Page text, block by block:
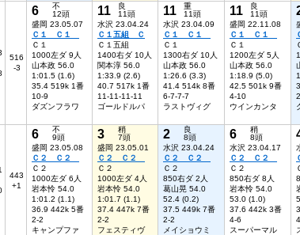
516
-3
6
不
12頭
盛岡 23.05.07
Ｃ１ Ｃ１
Ｃ１
1000左ダ 9人
山本政 56.0
1:01.5 (1.6)
35.4 519k 1番
10-9
ダズンフラワ
11
良
11頭
水沢 23.04.24
Ｃ１五組 Ｃ
Ｃ１五組
1400右ダ 10人
関本淳 56.0
1:33.9 (2.6)
40.7 517k 1番
11-11-11-11
ゴールドルパ
11
重
11頭
水沢 23.04.09
Ｃ１ Ｃ１
Ｃ１
1300右ダ 10人
山本政 56.0
1:26.6 (3.3)
41.4 514k 8番
6-7-7-7
ラストヴィグ
11
良
11頭
盛岡 22.11.08
Ｃ１ Ｃ１
Ｃ１
1200左ダ 5人
山本政 56.0
1:18.9 (5.0)
42.5 501k 9番
4-10
ウインカンタ
443
+1
6
不
9頭
盛岡 23.05.08
Ｃ２ Ｃ２
Ｃ２
1000左ダ 6人
岩本怜 54.0
1:01.2 (1.1)
36.9 442k 5番
2-2
キャンプファ
3
稍
7頭
盛岡 23.05.01
Ｃ２ Ｃ２
Ｃ２
1000左ダ 4人
岩本怜 54.0
1:01.7 (1.1)
37.4 447k 7番
2-2
フェスティヴ
2
良
8頭
水沢 23.04.24
Ｃ２ Ｃ２
Ｃ２
850右ダ 2人
葛山晃 54.0
52.4 (0.2)
37.5 449k 7番
2-2
メイショウミ
6
稍
8頭
水沢 23.04.17
Ｃ２ Ｃ２
Ｃ２
850右ダ 8人
岩本怜 54.0
53.0 (1.0)
37.6 442k 3番
4-6
スーパーマル